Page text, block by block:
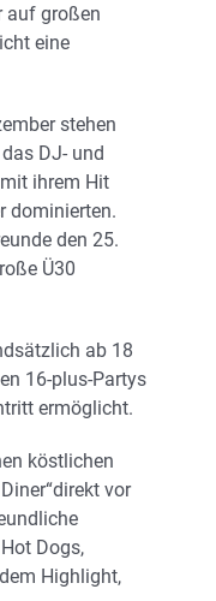
auf großen
eine
stehen
DJ- und
ihrem Hit
dominierten.
den 25.
Ü30
ab 18
16-plus-Partys
ermöglicht.
köstlichen
vor
Dogs,
Highlight,